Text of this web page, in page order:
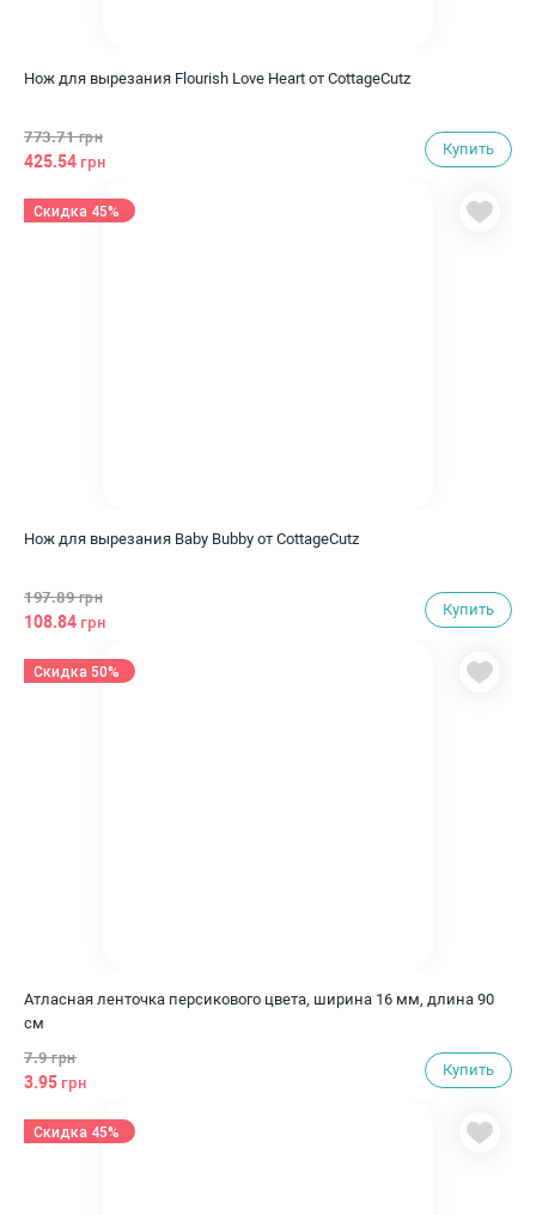
Нож для вырезания Flourish Love Heart от CottageCutz
773.71грн
425.54 грн
Купить
Нож для вырезания Baby Bubby от CottageCutz
197.89грн
108.84 грн
Купить
Скидка 45%
Атласная ленточка персикового цвета, ширина 16 мм, длина 90
см
7.9грн
3.95 грн
Купить
Скидка 50%
Скидка 45%